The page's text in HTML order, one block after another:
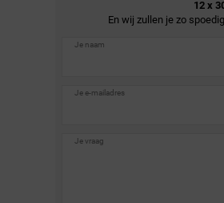
12 x
En wij zullen je zo